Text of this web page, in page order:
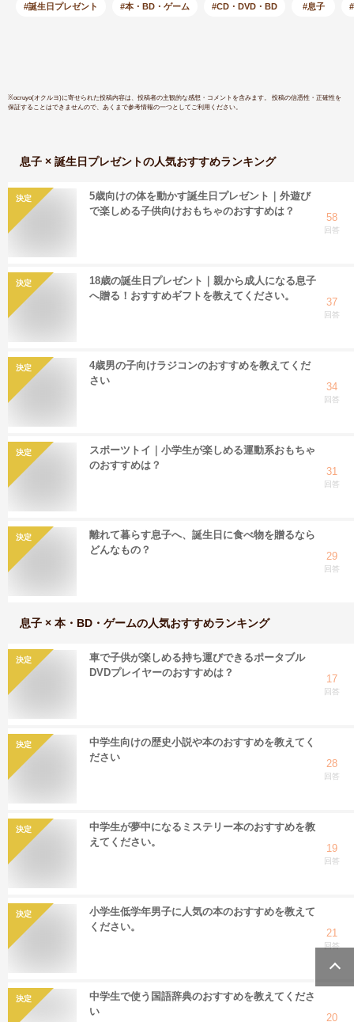
#誕生日プレゼント #本・BD・ゲーム #CD・DVD・BD #息子
※ocruyo(オクルヨ)に寄せられた投稿内容は、投稿者の主観的な感想・コメントを含みます。 投稿の信憑性・正確性を
保証することはできませんので、あくまで参考情報の一つとしてご利用ください。
息子 × 誕生日プレゼントの人気おすすめランキング
決定
5歳向けの体を動かす誕生日プレゼント｜外遊び
で楽しめる子供向けおもちゃのおすすめは？
58
回答
決定
18歳の誕生日プレゼント｜親から成人になる息子
へ贈る！おすすめギフトを教えてください。
37
回答
決定
4歳男の子向けラジコンのおすすめを教えてくだ
さい
34
回答
決定
スポーツトイ｜小学生が楽しめる運動系おもちゃ
のおすすめは？
31
回答
決定
離れて暮らす息子へ、誕生日に食べ物を贈るなら
どんなもの？
29
回答
息子 × 本・BD・ゲームの人気おすすめランキング
決定
車で子供が楽しめる持ち運びできるポータブル
DVDプレイヤーのおすすめは？
17
回答
決定
中学生向けの歴史小説や本のおすすめを教えてく
ださい
28
回答
決定
中学生が夢中になるミステリー本のおすすめを教
えてください。
19
回答
決定
小学生低学年男子に人気の本のおすすめを教えて
ください。
21
回答
決定
中学生で使う国語辞典のおすすめを教えてくださ
い
20